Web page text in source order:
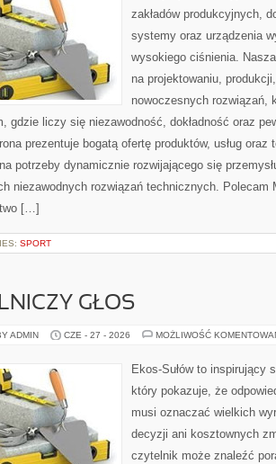
zakładów produkcyjnych,
systemy oraz urządzenia
wysokiego ciśnienia.
na projektowaniu,
nowoczesnych rozwiązań,
gdzie liczy się niezawodność, dokładność oraz
prezentuje bogatą ofertę produktów, usług oraz
potrzeby dynamicznie rozwijającego się
niezawodnych rozwiązań technicznych. Polecam
[…]
SPORT
GŁOS
ADMIN CZE - 27 - 2026 MOŻLIWOŚĆ
Ekos-Sułów to inspirujący
który pokazuje, że
musi oznaczać wielkich
decyzji ani kosztownych
czytelnik może znaleźć